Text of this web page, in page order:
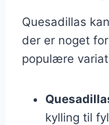
Quesadillas
der er noget
populære
kylling til